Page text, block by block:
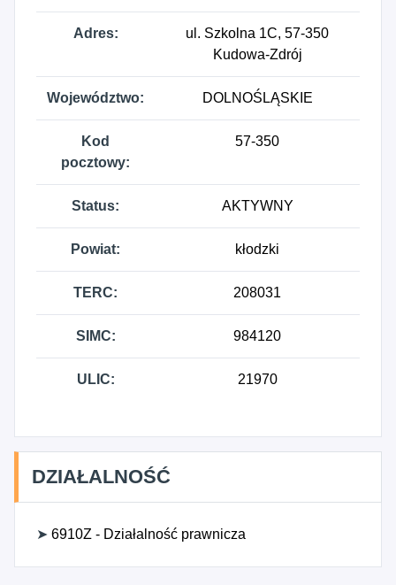
Adres:
ul. Szkolna 1C, 57-350
Kudowa-Zdrój
Województwo: DOLNOŚLĄSKIE
Kod
pocztowy:
57-350
Status: AKTYWNY
Powiat: kłodzki
TERC: 208031
SIMC: 984120
ULIC: 21970
DZIAŁALNOŚĆ
➤ 6910Z - Działalność prawnicza